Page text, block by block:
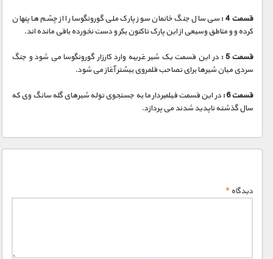
قسمت 4 :
سی سال جنگ خانمان سوز پارک ملی گورونگوسا را از چشم ها پنهان
کرده و و مناطق وسیعی از این پارک تاکنون بکر و دست نخورده باقی مانده اند.
قسمت 5 :
در این قسمت یک شیر غریبه وارد کارزار گورونگوسا می شود و جنگ
سردی میان شیرها برای تصاحب قلمروی بیشتر آغاز می شود.
قسمت 6 :
در این قسمت فیلمبردار ما به جستجوی توله شیرهای گله سانگ وی که
سال گذشته ناپدید شدند می پردازد.
دیدگاه*